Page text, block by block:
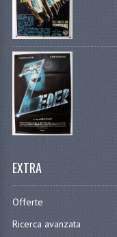
EXTRA
Offerte
Ricerca avanzata